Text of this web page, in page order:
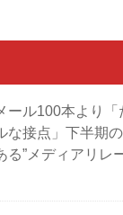
ール100本より
な接点」下半期
る”メディアリレ